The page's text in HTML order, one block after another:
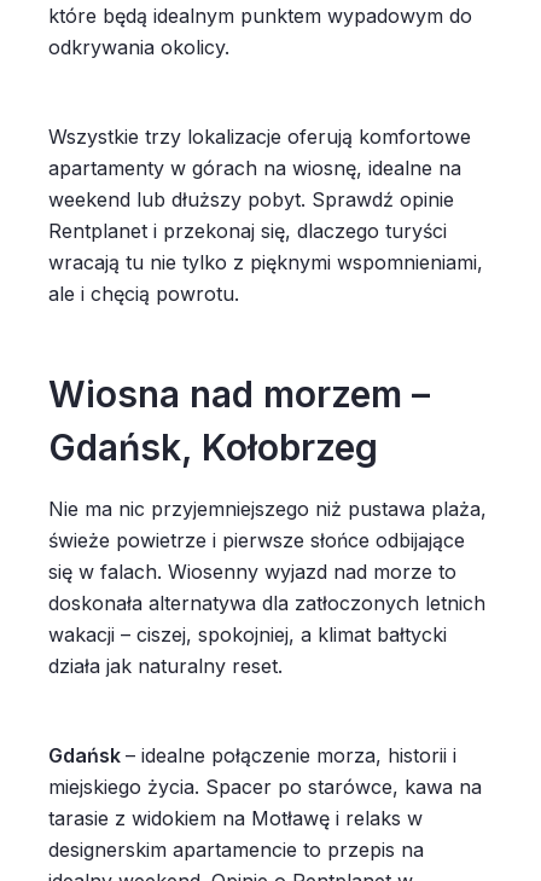
które będą idealnym punktem wypadowym do
odkrywania okolicy.
Wszystkie trzy lokalizacje oferują komfortowe
apartamenty w górach na wiosnę, idealne na
weekend lub dłuższy pobyt. Sprawdź opinie
Rentplanet i przekonaj się, dlaczego turyści
wracają tu nie tylko z pięknymi wspomnieniami,
ale i chęcią powrotu.
Wiosna nad morzem –
Gdańsk, Kołobrzeg
Nie ma nic przyjemniejszego niż pustawa plaża,
świeże powietrze i pierwsze słońce odbijające
się w falach. Wiosenny wyjazd nad morze to
doskonała alternatywa dla zatłoczonych letnich
wakacji – ciszej, spokojniej, a klimat bałtycki
działa jak naturalny reset.
Gdańsk – idealne połączenie morza, historii i
miejskiego życia. Spacer po starówce, kawa na
tarasie z widokiem na Motławę i relaks w
designerskim apartamencie to przepis na